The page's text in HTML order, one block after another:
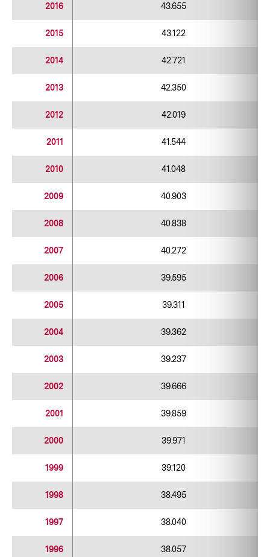
2016 43.655
2015 43.122
2014 42.721
2013 42.350
2012 42.019
2011 41.544
2010 41.048
2009 40.903
2008 40.838
2007 40.272
2006 39.595
2005 39.311
2004 39.362
2003 39.237
2002 39.666
2001 39.859
2000 39.971
1999 39.120
1998 38.495
1997 38.040
1996 38.057